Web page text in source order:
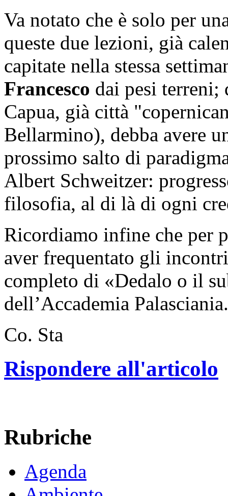
Va notato che è solo per
queste due lezioni, già
capitate nella stessa
Francesco dai pesi terreni;
Capua, già città
Bellarmino), debba avere
prossimo salto di
Albert Schweitzer:
filosofia, al di là di ogni
Ricordiamo infine che per
aver frequentato gli
completo di «Dedalo o il
dell’Accademia Palasciania.
Co. Sta
Rispondere all'articolo
Rubriche
Agenda